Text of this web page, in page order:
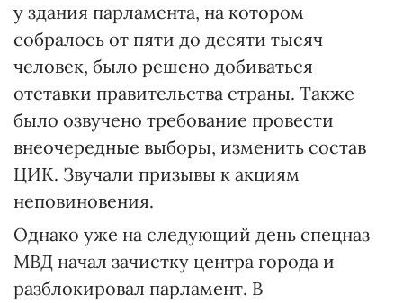
у здания парламента, на котором
собралось от пяти до десяти тысяч
человек, было решено добиваться
отставки правительства страны. Также
было озвучено требование провести
внеочередные выборы, изменить состав
ЦИК. Звучали призывы к акциям
неповиновения.
Однако уже на следующий день спецназ
МВД начал зачистку центра города и
разблокировал парламент. В